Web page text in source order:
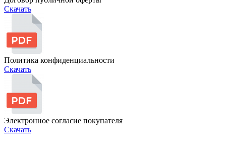
Скачать
Политика конфиденциальности
Скачать
Электронное согласие покупателя
Скачать